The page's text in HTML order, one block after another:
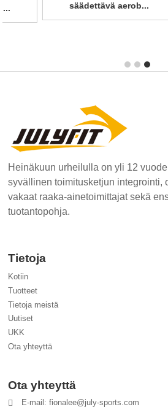
säädettävä aerob...
Heinäkuun urheilulla on yli 12
syvällinen toimitusketjun integrointi,
vakaat raaka-ainetoimittajat sekä
tuotantopohja.
Tietoja
Kotiin
Tuotteet
Tietoja meistä
Uutiset
UKK
Ota yhteyttä
Ota yhteyttä
E-mail: fionalee@july-sports.com